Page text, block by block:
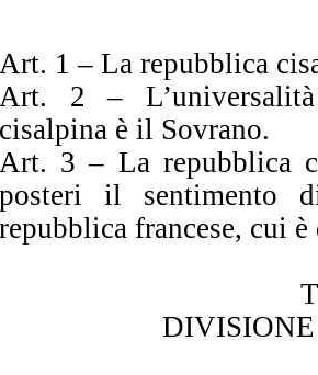
Art. 1 – La repubblica
Art. 2 –
cisalpina è il Sovrano.
Art. 3 – La repubblica
posteri il sentimento
repubblica francese, cui